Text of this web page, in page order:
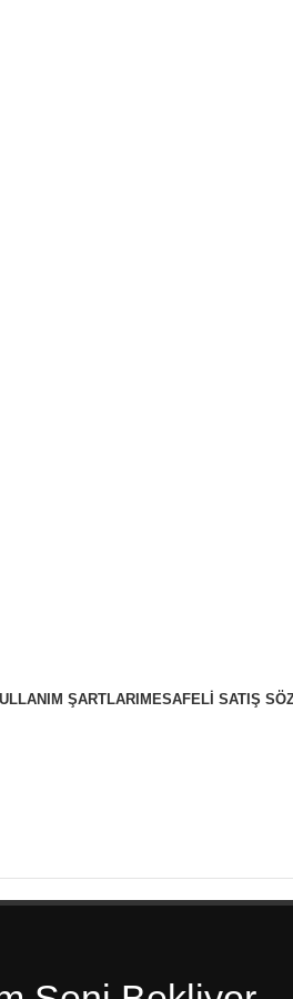
ŞARTLARI MESAFELI SATIŞ